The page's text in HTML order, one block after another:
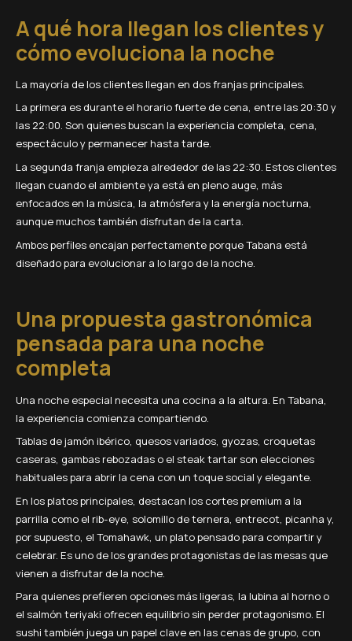
A qué hora llegan los clientes y
cómo evoluciona la noche
La mayoría de los clientes llegan en dos franjas principales.
La primera es durante el horario fuerte de cena, entre las 20:30 y
las 22:00. Son quienes buscan la experiencia completa, cena,
espectáculo y permanecer hasta tarde.
La segunda franja empieza alrededor de las 22:30. Estos clientes
llegan cuando el ambiente ya está en pleno auge, más
enfocados en la música, la atmósfera y la energía nocturna,
aunque muchos también disfrutan de la carta.
Ambos perfiles encajan perfectamente porque Tabana está
diseñado para evolucionar a lo largo de la noche.
Una propuesta gastronómica
pensada para una noche
completa
Una noche especial necesita una cocina a la altura. En Tabana,
la experiencia comienza compartiendo.
Tablas de jamón ibérico, quesos variados, gyozas, croquetas
caseras, gambas rebozadas o el steak tartar son elecciones
habituales para abrir la cena con un toque social y elegante.
En los platos principales, destacan los cortes premium a la
parrilla como el rib-eye, solomillo de ternera, entrecot, picanha y,
por supuesto, el Tomahawk, un plato pensado para compartir y
celebrar. Es uno de los grandes protagonistas de las mesas que
vienen a disfrutar de la noche.
Para quienes prefieren opciones más ligeras, la lubina al horno o
el salmón teriyaki ofrecen equilibrio sin perder protagonismo. El
sushi también juega un papel clave en las cenas de grupo, con